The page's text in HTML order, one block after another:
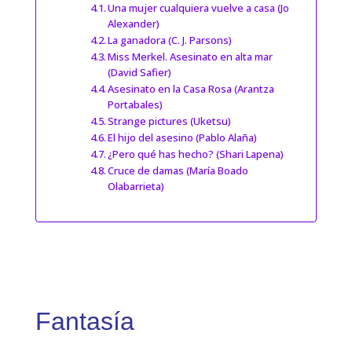
Una mujer cualquiera vuelve a casa (Jo
Alexander)
La ganadora (C. J. Parsons)
Miss Merkel. Asesinato en alta mar
(David Safier)
Asesinato en la Casa Rosa (Arantza
Portabales)
Strange pictures (Uketsu)
El hijo del asesino (Pablo Alaña)
¿Pero qué has hecho? (Shari Lapena)
Cruce de damas (María Boado
Olabarrieta)
Fantasía